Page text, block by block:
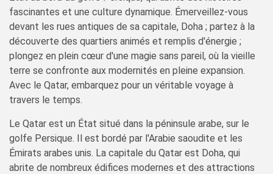
fascinantes et une culture dynamique. Émerveillez-vous
devant les rues antiques de sa capitale, Doha ; partez à la
découverte des quartiers animés et remplis d'énergie ;
plongez en plein cœur d'une magie sans pareil, où la vieille
terre se confronte aux modernités en pleine expansion.
Avec le Qatar, embarquez pour un véritable voyage à
travers le temps.
Le Qatar est un État situé dans la péninsule arabe, sur le
golfe Persique. Il est bordé par l'Arabie saoudite et les
Émirats arabes unis. La capitale du Qatar est Doha, qui
abrite de nombreux édifices modernes et des attractions